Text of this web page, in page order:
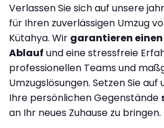
Verlassen Sie sich auf unsere
für Ihren zuverlässigen Umzug
Kütahya. Wir garantieren
Ablauf und eine stressfreie
professionellen Teams und
Umzugslösungen. Setzen Sie
Ihre persönlichen Gegenstände
an Ihr neues Zuhause zu bringen.